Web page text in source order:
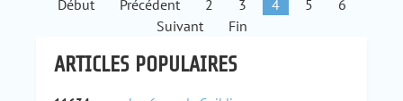
Début Précédent 2 3 4 5
6
Suivant
Fin
ARTICLES POPULAIRES